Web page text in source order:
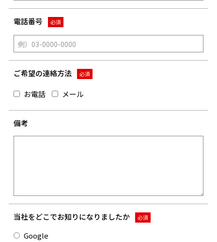
電話番号 必須
ご希望の連絡方法 必須
お電話 メール
備考
当社をどこでお知りになりましたか 必須
Google